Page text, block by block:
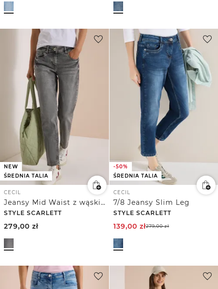
NEW
ŚREDNIA TALIA
CECIL
Jeansy Mid Waist z wąskimi nogawkami w stylu Casual Fit
STYLE SCARLETT
279,00 zł
-50%
ŚREDNIA TALIA
CECIL
7/8 Jeansy Slim Leg
STYLE SCARLETT
139,00 zł279,00zł